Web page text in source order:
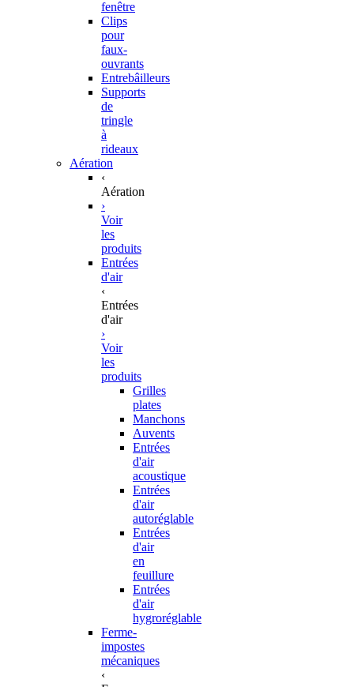
fenêtre
Clips
pour
faux-
ouvrants
Entrebâilleurs
Supports
de
tringle
à
rideaux
Aération
‹
Aération
›
Voir
les
produits
Entrées
d'air
‹
Entrées
d'air
›
Voir
les
produits
Grilles
plates
Manchons
Auvents
Entrées
d'air
acoustique
Entrées
d'air
autoréglable
Entrées
d'air
en
feuillure
Entrées
d'air
hygroréglable
Ferme-
impostes
mécaniques
‹